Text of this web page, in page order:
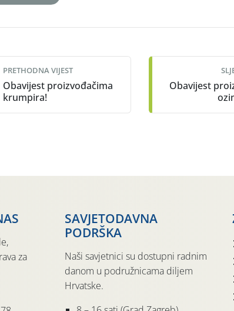
PRETHODNA VIJEST
Obavijest proizvođačima
krumpira!
Obavijest
za
SAVJETODAVNA
PODRŠKA
Naši savjetnici su dostupni radnim
danom u podružnicama diljem
Hrvatske.